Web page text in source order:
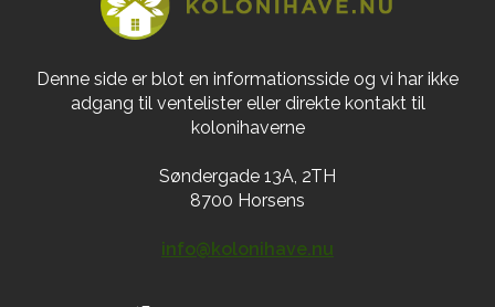
Denne side er blot en informationsside og vi har ikke
adgang til ventelister eller direkte kontakt til
kolonihaverne
Søndergade 13A, 2TH
8700 Horsens
info@kolonihave.nu